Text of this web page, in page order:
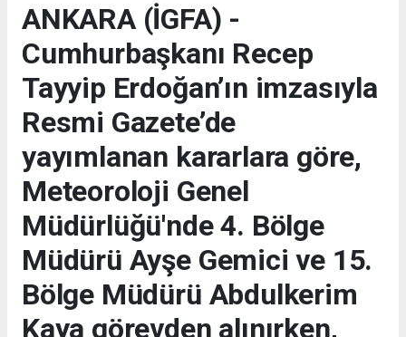
ANKARA (İGFA) -
Cumhurbaşkanı Recep
Tayyip Erdoğan’ın imzasıyla
Resmi Gazete’de
yayımlanan kararlara göre,
Meteoroloji Genel
Müdürlüğü'nde 4. Bölge
Müdürü Ayşe Gemici ve 15.
Bölge Müdürü Abdulkerim
Kaya görevden alınırken,